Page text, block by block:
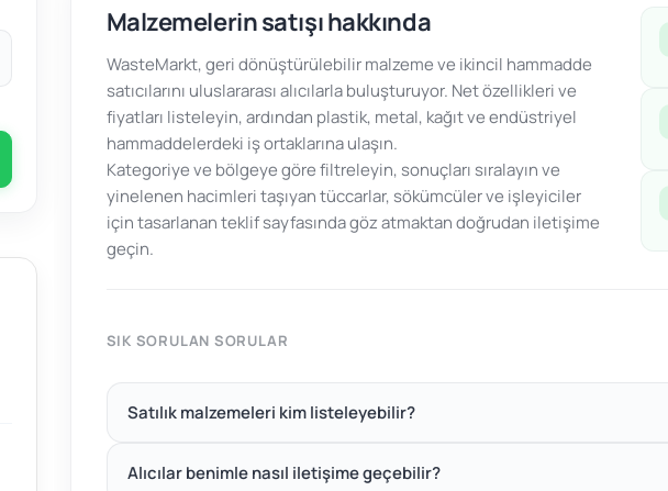
Malzemelerin satışı hakkında
WasteMarkt, geri dönüştürülebilir malzeme ve ikincil hammadde
satıcılarını uluslararası alıcılarla buluşturuyor. Net özellikleri ve
fiyatları listeleyin, ardından plastik, metal, kağıt ve endüstriyel
hammaddelerdeki iş ortaklarına ulaşın.
Kategoriye ve bölgeye göre filtreleyin, sonuçları sıralayın ve
yinelenen hacimleri taşıyan tüccarlar, sökümcüler ve işleyiciler
için tasarlanan teklif sayfasında göz atmaktan doğrudan iletişime
geçin.
SIK SORULAN SORULAR
Satılık malzemeleri kim listeleyebilir?
Alıcılar benimle nasıl iletişime geçebilir?